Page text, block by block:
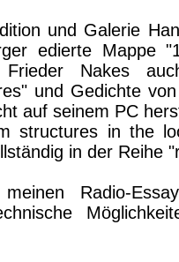
und Galerie
edierte Mappe
Frieder Nakes
und Gedichte
auf seinem PC
structures in the
in der Reihe
Radio-